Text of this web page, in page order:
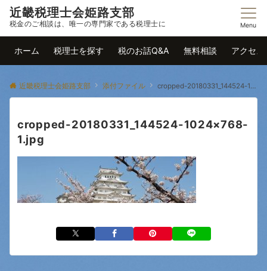
近畿税理士会姫路支部
税金のご相談は、唯一の専門家である税理士に Menu
ホーム 税理士を探す 税のお話Q&A 無料相談 アクセス
近畿税理士会姫路支部 添付ファイル cropped-20180331_144524-1024×768-1.jpg
cropped-20180331_144524-1024×768-
1.jpg